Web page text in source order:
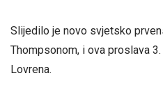
Slijedilo je novo svjetsko
Thompsonom, i ova proslava
Lovrena.